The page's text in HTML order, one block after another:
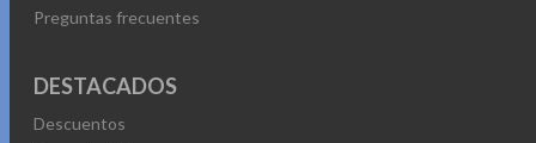
Preguntas frecuentes
DESTACADOS
Descuentos